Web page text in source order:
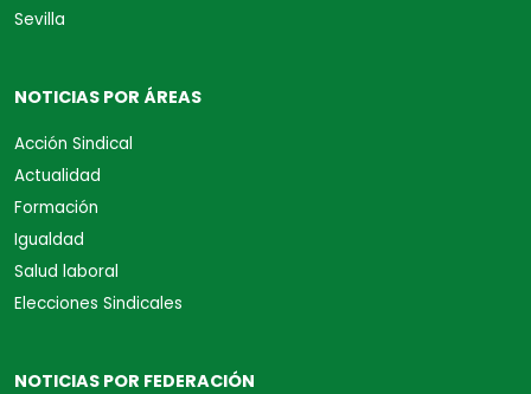
Sevilla
NOTICIAS POR ÁREAS
Acción Sindical
Actualidad
Formación
Igualdad
Salud laboral
Elecciones Sindicales
NOTICIAS POR FEDERACIÓN